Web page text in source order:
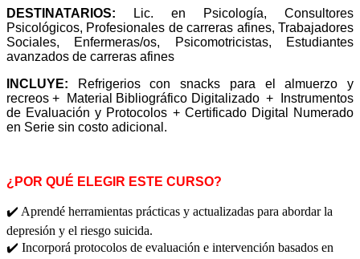
DESTINATARIOS: Lic. en Psicología, Consultores
Psicológicos, Profesionales de carreras afines, Trabajadores
Sociales, Enfermeras/os, Psicomotricistas, Estudiantes
avanzados de carreras afines
INCLUYE: Refrigerios con snacks para el almuerzo y
recreos + Material Bibliográfico Digitalizado +
Instrumentos
de Evaluación y Protocolos +Certificado Digital Numerado
en Serie sin costo adicional .
¿POR QUÉ ELEGIR ESTE CURSO?
✔️ Aprendé herramientas prácticas y actualizadas para abordar la
depresión y el riesgo suicida.
✔️ Incorporá protocolos de evaluación e intervención basados en